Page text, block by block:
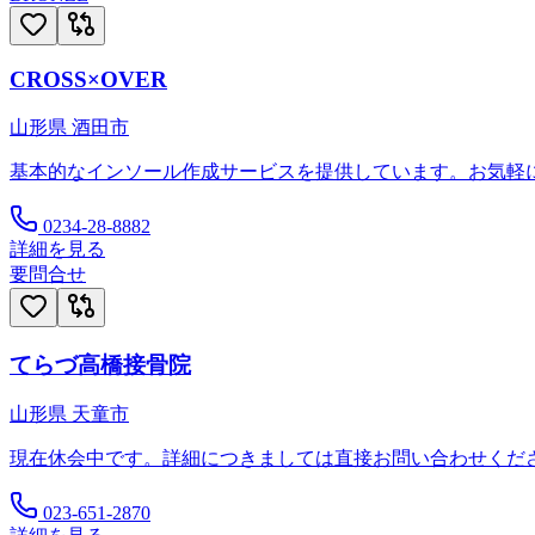
CROSS×OVER
山形県 酒田市
基本的なインソール作成サービスを提供しています。お気軽
0234-28-8882
詳細を見る
要問合せ
てらづ高橋接骨院
山形県 天童市
現在休会中です。詳細につきましては直接お問い合わせくだ
023-651-2870